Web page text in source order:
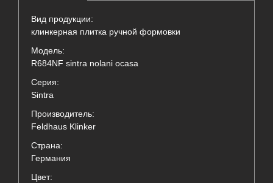
Вид продукции:
клинкерная плитка ручной формовки
Модель:
R684NF sintra nolani ocasa
Серия:
Sintra
Производитель:
Feldhaus Klinker
Страна:
Германия
Цвет: